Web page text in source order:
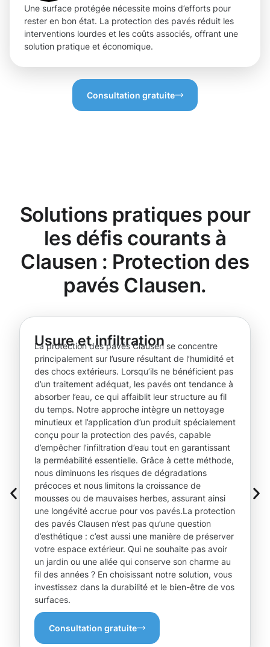
Une surface protégée nécessite moins d’efforts pour
rester en bon état. La protection des pavés réduit les
interventions lourdes et les coûts associés, offrant une
solution pratique et économique.
Consultation gratuite
Solutions pratiques pour
les défis courants à
Clausen : Protection des
pavés Clausen.
Usure et infiltration
La protection des pavés Clausen se concentre
principalement sur l’usure résultant de l’humidité et
des chocs extérieurs. Lorsqu’ils ne bénéficient pas
d’un traitement adéquat, les pavés ont tendance à
absorber l’eau, ce qui affaiblit leur structure au fil
du temps. Notre approche intègre un nettoyage
minutieux et l’application d’un produit spécialement
conçu pour la protection des pavés, capable
d’empêcher l’infiltration d’eau tout en garantissant
la perméabilité essentielle. Grâce à cette méthode,
nous diminuons les risques de dégradations
précoces et nous limitons la croissance de
mousses ou de mauvaises herbes, assurant ainsi
une longévité accrue pour vos pavés.La protection
des pavés Clausen n’est pas qu’une question
d’esthétique : c’est aussi une manière de préserver
votre espace extérieur. Qui ne souhaite pas avoir
un jardin ou une allée qui conserve son charme au
fil des années ? En choisissant notre solution, vous
investissez dans la durabilité et le bien-être de vos
surfaces.
Consultation gratuite